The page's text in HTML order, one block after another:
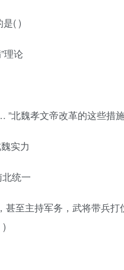
是( )
理论
北魏孝文帝改革的这些措
实力
统一
至主持军务，武将带兵打
)